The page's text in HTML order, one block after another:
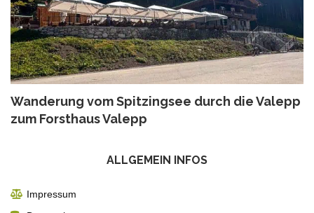
Wanderung vom Spitzingsee durch die Valepp
zum Forsthaus Valepp
ALLGEMEIN INFOS
Impressum